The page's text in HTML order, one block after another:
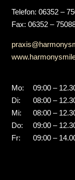
Telefon: 06352 –
Fax: 06352 –
Mo:
Di:
Mi:
Do:
Fr:
09:00 –
08:00 –
08:00 –
09:00 –
09:00 –